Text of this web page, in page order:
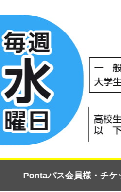
カウンターのみのご利用で